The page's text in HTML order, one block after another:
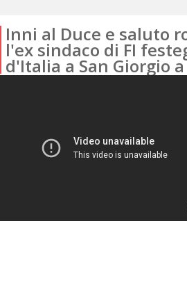
Inni al Duce e saluto
l'ex sindaco di FI
d'Italia a San Giorgio